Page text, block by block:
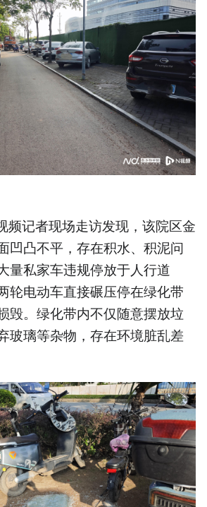
频记者现场走访发现，该院区金
凹凸不平，存在积水、积泥问
量私家车违规停放于人行道
轮电动车直接碾压停在绿化带
毁。绿化带内不仅随意摆放垃
玻璃等杂物，存在环境脏乱差